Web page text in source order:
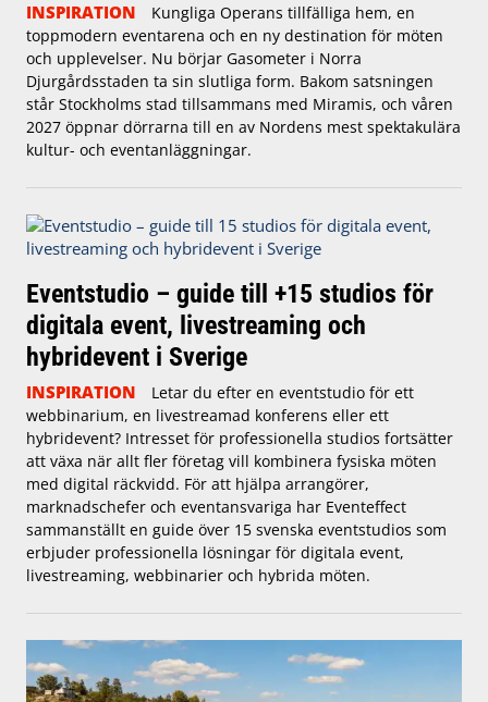
INSPIRATION
Kungliga Operans tillfälliga hem, en
toppmodern eventarena och en ny destination för möten
och upplevelser. Nu börjar Gasometer i Norra
Djurgårdsstaden ta sin slutliga form. Bakom satsningen
står Stockholms stad tillsammans med Miramis, och våren
2027 öppnar dörrarna till en av Nordens mest spektakulära
kultur- och eventanläggningar.
Eventstudio – guide till +15 studios för
digitala event, livestreaming och
hybridevent i Sverige
INSPIRATION
Letar du efter en eventstudio för ett
webbinarium, en livestreamad konferens eller ett
hybridevent? Intresset för professionella studios fortsätter
att växa när allt fler företag vill kombinera fysiska möten
med digital räckvidd. För att hjälpa arrangörer,
marknadschefer och eventansvariga har Eventeffect
sammanställt en guide över 15 svenska eventstudios som
erbjuder professionella lösningar för digitala event,
livestreaming, webbinarier och hybrida möten.